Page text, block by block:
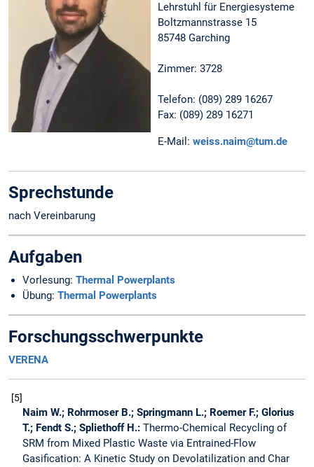
Lehrstuhl für Energiesysteme
Boltzmannstrasse 15
85748 Garching
Zimmer: 3728
Telefon: (089) 289 16267
Fax: (089) 289 16271
E-Mail: weiss.naim@tum.de
Sprechstunde
nach Vereinbarung
Aufgaben
Vorlesung: Thermal Powerplants
Übung: Thermal Powerplants
Forschungsschwerpunkte
VERENA
5
Naim W.; Rohrmoser B.; Springmann L.; Roemer F.; Glorius
T.; Fendt S.; Spliethoff H.: Thermo-Chemical Recycling of
SRM from Mixed Plastic Waste via Entrained-Flow
Gasification: A Kinetic Study on Devolatilization and Char